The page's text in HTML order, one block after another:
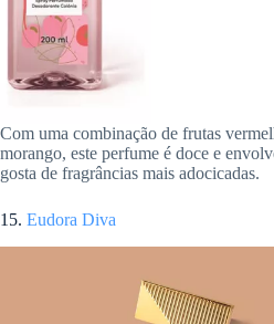
Com uma combinação de frutas
morango, este perfume é doce e
gosta de fragrâncias mais adocicadas.
15. Eudora Diva